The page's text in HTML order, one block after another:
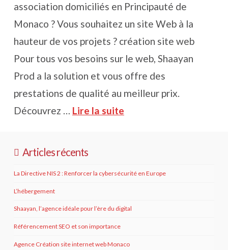
association domiciliés en Principauté de
Monaco ? Vous souhaitez un site Web à la
hauteur de vos projets ? création site web
Pour tous vos besoins sur le web, Shaayan
Prod a la solution et vous offre des
prestations de qualité au meilleur prix.
Découvrez … Lire la suite
Articles récents
La Directive NIS 2 : Renforcer la cybersécurité en Europe
L’hébergement
Shaayan, l’agence idéale pour l’ère du digital
Référencement SEO et son importance
Agence Création site internet web Monaco